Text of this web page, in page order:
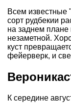
Всем
сорт рудбекии
на заднем плане
незаметной.
куст
фейерверк, и
К середине